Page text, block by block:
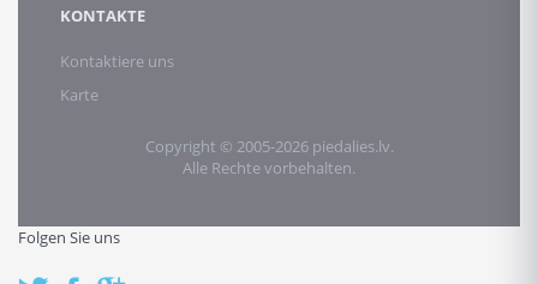
KONTAKTE
Kontaktiere uns
Karte
Copyright © 2005-2026 piedalies.lv.
Alle Rechte vorbehalten.
Folgen Sie uns